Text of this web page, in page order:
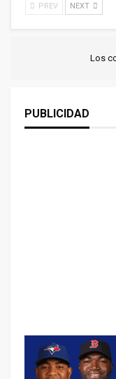
PREV NEXT
Los
PUBLICIDAD